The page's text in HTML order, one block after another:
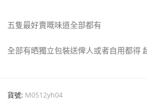
五隻最好賣嘅味道全部都有
全部有晒獨立包裝送俾人或者自用都得
貨號: M0512yh04